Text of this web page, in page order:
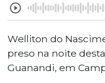
Welliton do
preso na noite
Guanandi, em